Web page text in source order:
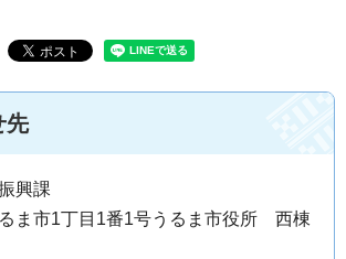
先
興課
ま市1丁目1番1号うるま市役所 西棟